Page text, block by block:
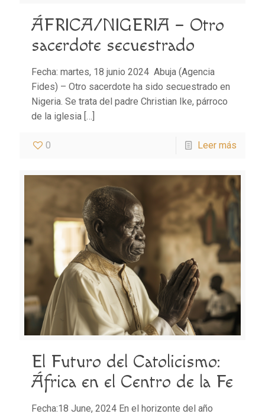
ÁFRICA/NIGERIA – Otro
sacerdote secuestrado
Fecha: martes, 18 junio 2024 Abuja (Agencia
Fides) – Otro sacerdote ha sido secuestrado en
Nigeria. Se trata del padre Christian Ike, párroco
de la iglesia […]
0 Leer más
El Futuro del Catolicismo:
África en el Centro de la Fe
Fecha:18 June, 2024 En el horizonte del año